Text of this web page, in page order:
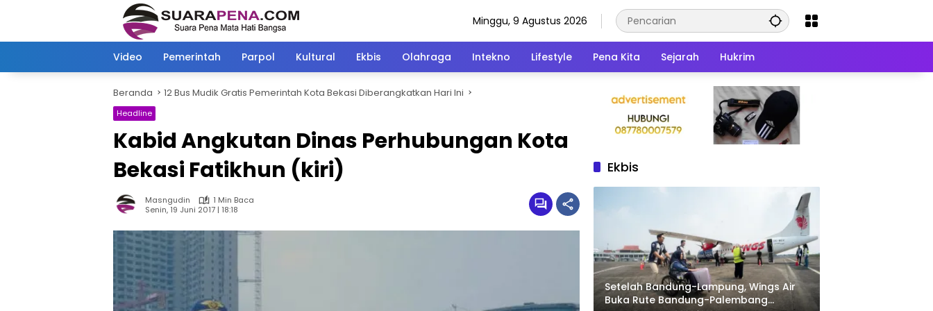
Minggu, 9 Agustus 2026
Video Pemerintah Parpol Kultural Ekbis Olahraga Intekno Lifestyle Pena Kita Sejarah Hukrim
Beranda 12 Bus Mudik Gratis Pemerintah Kota Bekasi Diberangkatkan Hari Ini
Headline
Kabid Angkutan Dinas Perhubungan Kota
Bekasi Fatikhun (kiri)
Masngudin
1 Min Baca
Senin, 19 Juni 2017 | 18:18
Ekbis
Setelah Bandung-Lampung, Wings Air
Buka Rute Bandung-Palembang